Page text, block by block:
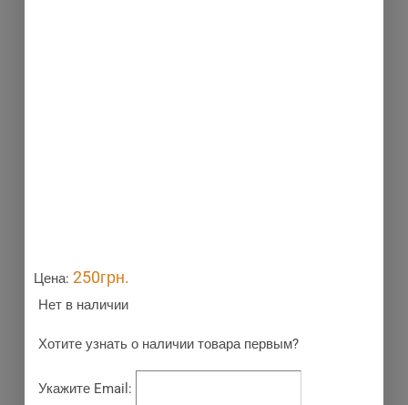
Цена:250грн.
Нет в наличии
Хотите узнать о наличии товара первым?
Укажите Email: